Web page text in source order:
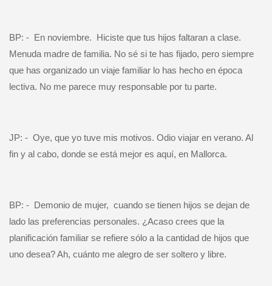
BP: - En noviembre. Hiciste que tus hijos faltaran a clase.
Menuda madre de familia. No sé si te has fijado, pero siempre
que has organizado un viaje familiar lo has hecho en época
lectiva. No me parece muy responsable por tu parte.
JP: - Oye, que yo tuve mis motivos. Odio viajar en verano. Al
fin y al cabo, donde se está mejor es aquí, en Mallorca.
BP: - Demonio de mujer, cuando se tienen hijos se dejan de
lado las preferencias personales. ¿Acaso crees que la
planificación familiar se refiere sólo a la cantidad de hijos que
uno desea? Ah, cuánto me alegro de ser soltero y libre.